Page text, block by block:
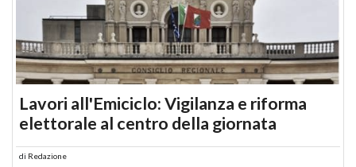
Lavori all'Emiciclo: Vigilanza e riforma
elettorale al centro della giornata
di Redazione